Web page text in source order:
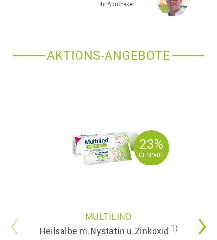
Ihr Apotheker
AKTIONS-ANGEBOTE
23%
GESPART
23%
GESPART
MULTILIND
Heilsalbe m.Nystatin u.Zinkoxid 1)